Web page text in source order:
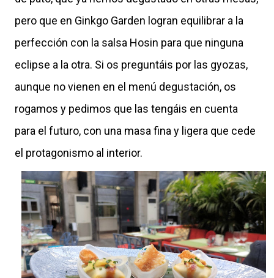
pero que en Ginkgo Garden logran equilibrar a la
perfección con la salsa Hosin para que ninguna
eclipse a la otra. Si os preguntáis por las gyozas,
aunque no vienen en el menú degustación, os
rogamos y pedimos que las tengáis en cuenta
para el futuro, con una masa fina y ligera que cede
el protagonismo al interior.